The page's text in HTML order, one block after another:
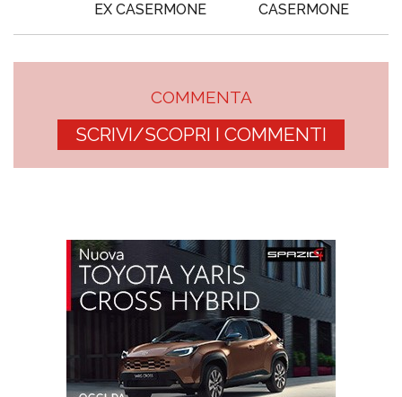
EX CASERMONE
CASERMONE
COMMENTA
SCRIVI/SCOPRI I COMMENTI